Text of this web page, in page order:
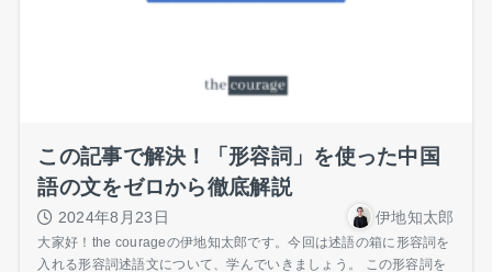
この記事で解決！「形容詞」を使った中国
語の文をゼロから徹底解説
2024年8月23日 伊地知太郎
大家好！the courageの伊地知太郎です。今回は述語の箱に形容詞を
入れる形容詞述語文について、学んでいきましょう。 この形容詞を